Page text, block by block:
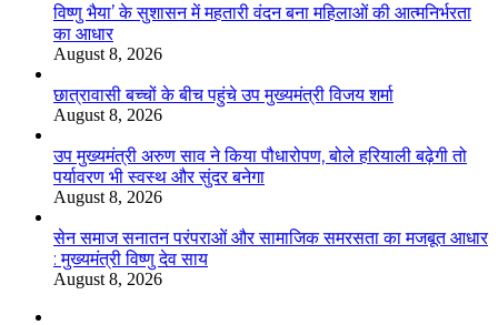
विष्णु भैया’ के सुशासन में महतारी वंदन बना महिलाओं की आत्मनिर्भरता
का आधार
August 8, 2026
छात्रावासी बच्चों के बीच पहुंचे उप मुख्यमंत्री विजय शर्मा
August 8, 2026
उप मुख्यमंत्री अरुण साव ने किया पौधारोपण, बोले हरियाली बढ़ेगी तो
पर्यावरण भी स्वस्थ और सुंदर बनेगा
August 8, 2026
सेन समाज सनातन परंपराओं और सामाजिक समरसता का मजबूत आधार
: मुख्यमंत्री विष्णु देव साय
August 8, 2026